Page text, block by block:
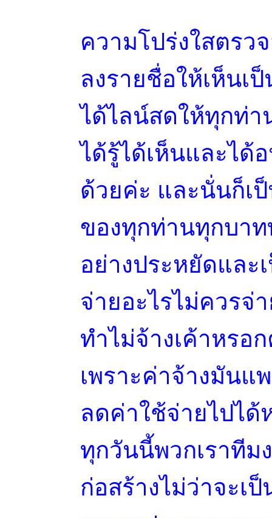
ความโปร่งใสตรว
ลงรายชื่อให้เห็นเ
ได้ไลน์สดให้ทุกท่
ได้รู้ได้เห็นและไ
ด้วยค่ะ และนั่นก็เ
ของทุกท่านทุกบา
อย่างประหยัดและ
จ่ายอะไรไม่ควรจ่
ทำไม่จ้างเค้าหรอ
เพราะค่าจ้างมันแ
ลดค่าใช้จ่ายไปได้
ทุกวันนี้พวกเราทีม
ก่อสร้างไม่ว่าจะเ